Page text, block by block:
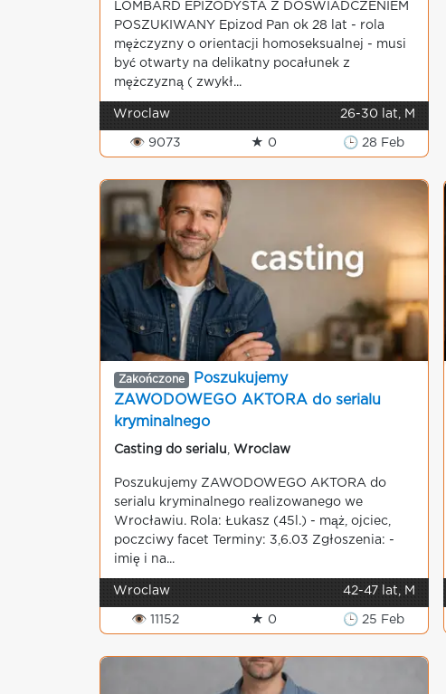
LOMBARD EPIZODYSTA Z DOŚWIADCZENIEM
POSZUKIWANY Epizod Pan ok 28 lat - rola
mężczyzny o orientacji homoseksualnej - musi
być otwarty na delikatny pocałunek z
mężczyzną ( zwykł...
Wroclaw 26-30 lat, M
👁 9073 ★ 0 🕒 28 Feb
Zakończone
Poszukujemy
ZAWODOWEGO AKTORA do serialu
kryminalnego
Casting do serialu Wroclaw
Poszukujemy ZAWODOWEGO AKTORA do
serialu kryminalnego realizowanego we
Wrocławiu. Rola: Łukasz (45l.) - mąż, ojciec,
poczciwy facet Terminy: 3,6.03 Zgłoszenia: -
imię i na...
Wroclaw 42-47 lat, M
👁 11152 ★ 0 🕒 25 Feb